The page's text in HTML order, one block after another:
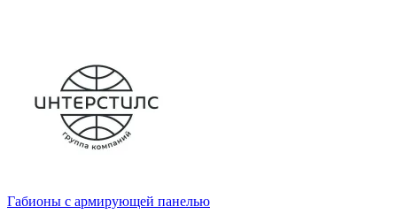
Габионы с армирующей панелью